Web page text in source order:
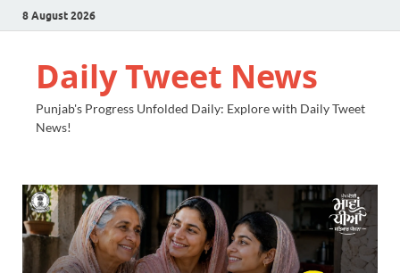
8 August 2026
Daily Tweet News
Punjab's Progress Unfolded Daily: Explore with Daily Tweet
News!